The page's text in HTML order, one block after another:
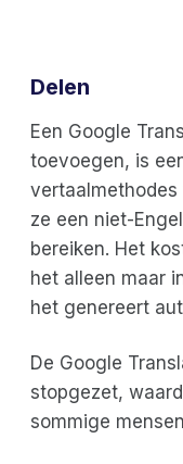
Een Google
toevoegen, is
vertaalmethodes
ze een niet-
bereiken. Het
het alleen maar
het genereert
De Google
stopgezet,
sommige
Delen